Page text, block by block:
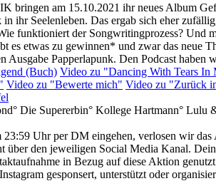
bringen am 15.10.2021 ihr neues Album
Seelenleben. Das ergab sich eher
funktioniert der Songwritingprozess?
es etwas zu gewinnen* und zwar das neue
Papperlapunk. Den Podcast
(Buch) Video zu "Dancing With Tears In
Video zu "Bewerte mich" Video zu "Zurück
Die Supererbin° Kollege Hartmann°
Uhr per DM eingehen, verlosen wir
den jeweiligen Social Media Kanal.
in Bezug auf diese Aktion
gesponsert, unterstützt oder